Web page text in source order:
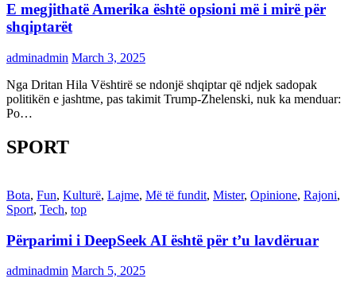
E megjithatë Amerika është opsioni më i mirë për
shqiptarët
adminadmin March 3, 2025
Nga Dritan Hila Vështirë se ndonjë shqiptar që ndjek sadopak
politikën e jashtme, pas takimit Trump-Zhelenski, nuk ka menduar:
Po…
SPORT
Bota, Fun, Kulturë, Lajme, Më të fundit, Mister, Opinione, Rajoni,
Sport, Tech, top
Përparimi i DeepSeek AI është për t’u lavdëruar
adminadmin March 5, 2025